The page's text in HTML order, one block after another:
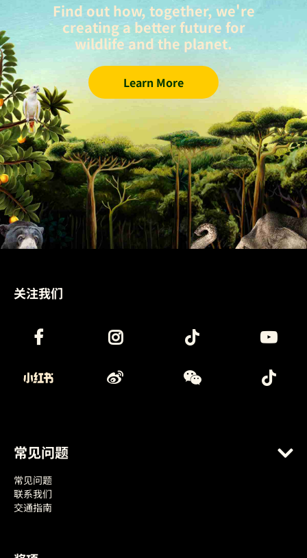
Find out how, together, we're
creating a better future for
wildlife and the planet.
Learn More
关注我们
常见问题
常见问题
联系我们
交通指南